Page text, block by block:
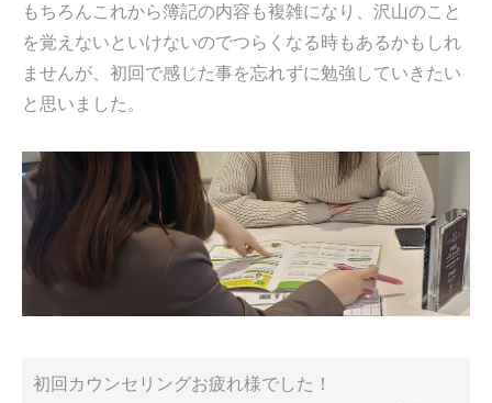
もちろんこれから簿記の内容も複雑になり、沢山のこと
を覚えないといけないのでつらくなる時もあるかもしれ
ませんが、初回で感じた事を忘れずに勉強していきたい
と思いました。
初回カウンセリングお疲れ様でした！